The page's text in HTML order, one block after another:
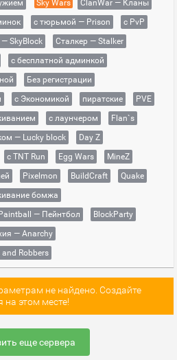
Sky Wars
ClanWar — Кланы
с тюрьмой — Prison
с PvP
SkyBlock
Сталкер — Stalker
с бесплатной админкой
Без регистрации
с Экономикой пиратские
PVE
с лаунчером
Flan`s
— Lucky block
Day Z
с TNT Run Egg Wars
MineZ
Pixelmon BuildCraft
Quake
бомжа
Paintball — Пейнтбол
BlockParty
— Anarchy
Robbers
не найдено. Создайте
на этом месте!
еще сервера